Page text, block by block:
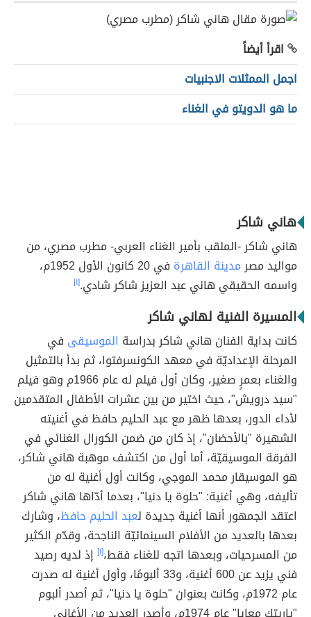
اقرأ أيضاً
اجمل الممثلات الاجنبيات
ما هو الدويتو في الغناء
هاني شاكر
هاني شاكر -الملقب بأمير الغناء العربي- مطرب مصري، من
مواليد مصرمدينة القاهرة
في 20 كانون الأول 1952م،
واسمه الحقيقي هاني عبد العزيز شاكر شادي.[١]
المسيرة الفنية لهاني شاكر
كانت بداية الفنان هاني شاكر بدراسة الموسيقى في
المرحلة الإعداديّة في معهد الكونسرفتوا، ثم بدأ بالتمثيل
والغناء بعمرٍ صغير، وكان أول فيلم له عام 1966م وهو فيلم
"سيد درويش"، حيث اختير من بين عشرات الأطفال المتقدمين
لأداء الدور، بعدها ظهر مع عبد الحليم حافظ في أغنيته
الشهيرة "بالأحضان"، إذ كان من ضمن الكورال الغنائي في
الفرقة الموسيقيّة، أما أول من اكتشف موهبة هاني شاكر،
هو الموسيقار محمد الموجي، وكانت أول أغنية له من
تأليفه، وهي أغنية: "حلوة يا دنيا"، بعدما أدّاها هاني شاكر
اعتقد الجمهور أنها أغنية جديدة لعبد الحليم حافظ، وشارك
بعدها بالعديد من الأفلام السينمائيّة الناجحة، وقدّم الكثير
من المسرحيات، وبعدها اتجه للغناء فقط،[١] إذ لديه رصيد
فني يزيد عن 600 أغنية، و33 ألبومًا، وأول أغنية له صدرت
عام 1972م، وكانت بعنوان "حلوة يا دنيا"، ثم أصدر ألبوم